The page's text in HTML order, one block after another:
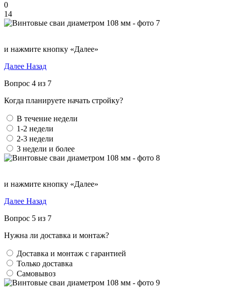
0
14
и нажмите кнопку «Далее»
Далее Назад
Вопрос 4 из 7
Когда планируете начать стройку?
В течение недели
1-2 недели
2-3 недели
3 недели и более
и нажмите кнопку «Далее»
Далее Назад
Вопрос 5 из 7
Нужна ли доставка и монтаж?
Доставка и монтаж с гарантией
Только доставка
Самовывоз